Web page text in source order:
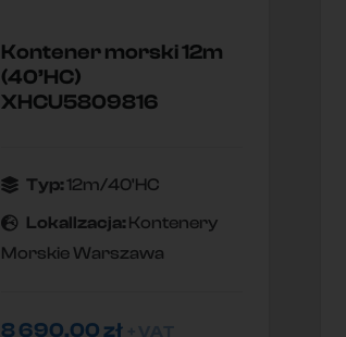
Kontener morski 12m
(40’HC)
XHCU5809816
Typ:12m/40'HC
Lokallzacja: Kontenery
Morskie Warszawa
8 690,00zł